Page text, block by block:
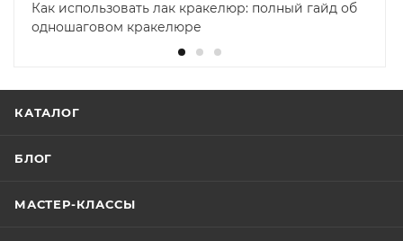
Как использовать лак кракелюр: полный гайд об
одношаговом кракелюре
КАТАЛОГ
БЛОГ
МАСТЕР-КЛАССЫ